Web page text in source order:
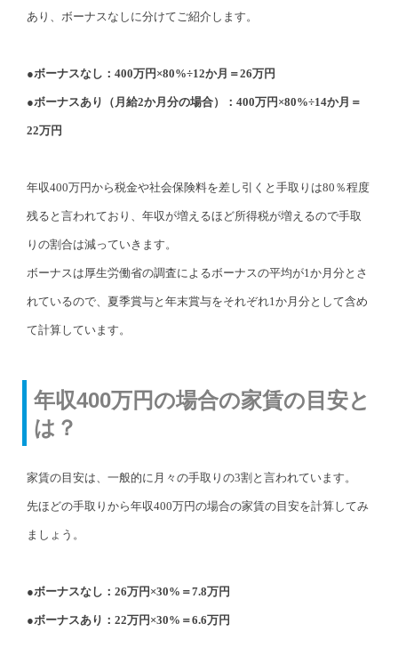
あり、ボーナスなしに分けてご紹介します。
●ボーナスなし：400万円×80%÷12か月＝26万円
●ボーナスあり（月給2か月分の場合）：400万円×80%÷14か月＝
22万円
年収400万円から税金や社会保険料を差し引くと手取りは80％程度
残ると言われており、年収が増えるほど所得税が増えるので手取
りの割合は減っていきます。
ボーナスは厚生労働省の調査によるボーナスの平均が1か月分とさ
れているので、夏季賞与と年末賞与をそれぞれ1か月分として含め
て計算しています。
年収400万円の場合の家賃の目安と
は？
家賃の目安は、一般的に月々の手取りの3割と言われています。
先ほどの手取りから年収400万円の場合の家賃の目安を計算してみ
ましょう。
●ボーナスなし：26万円×30%＝7.8万円
●ボーナスあり：22万円×30%＝6.6万円